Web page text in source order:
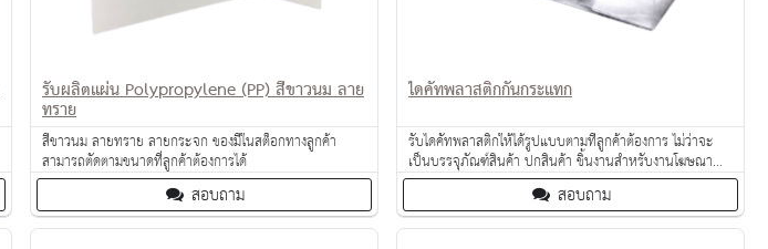
รับผลิตแผ่น Polypropylene (PP) สีขาวนม ลาย
ทราย
สีขาวนม ลายทราย ลายกระจก ของมีในสต็อกทางลูกค้า
สามารถตัดตามขนาดที่ลูกค้าต้องการได้
สอบถาม
ไดคัทพลาสติกกันกระแทก
รับไดคัทพลาสติกให้ได้รูปแบบตามที่ลูกค้าต้องการ ไม่ว่าจะ
เป็นบรรจุภัณฑ์สินค้า ปกสินค้า ชิ้นงานสำหรับงานโฆษณา
แผ่นพลาสติกกันกระแทก สอบถาม